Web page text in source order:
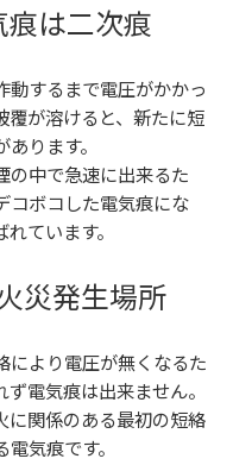
痕は二次痕
するまで電圧がかかっ
が溶けると、 新たに短
あります。
中で急速に出来るた
コボコした電気痕にな
れています。
災発生場所
より電圧が無くなるた
電気痕は出来ません。
に関係のある最初の短絡
電気痕です。